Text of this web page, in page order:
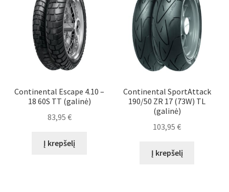
Continental Escape 4.10 –
18 60S TT (galinė)
83,95 €
Į krepšelį
Continental SportAttack
190/50 ZR 17 (73W) TL
(galinė)
103,95€
Į krepšelį